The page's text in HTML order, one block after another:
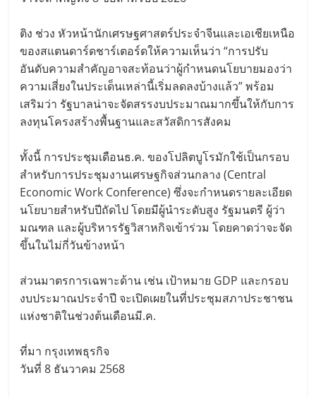
ติง ช่วง หัวหน้านักเศรษฐศาสตร์ประจำจีนและเอเชียเหนือ
ของสแตนดาร์ดชาร์เตอร์ดให้ความเห็นว่า “การปรับ
อันดับความสำคัญอาจสะท้อนว่าผู้กำหนดนโยบายมองว่า
ความเสี่ยงในประเด็นเหล่านี้เริ่มลดลงบ้างแล้ว” พร้อม
เสริมว่า รัฐบาลน่าจะจัดสรรงบประมาณมากขึ้นให้กับการ
ลงทุนโครงสร้างพื้นฐานและสวัสดิการสังคม
ทั้งนี้ การประชุมเดือนธ.ค. ของโปลิตบูโรมักใช้เป็นกรอบ
สำหรับการประชุมงานเศรษฐกิจส่วนกลาง (Central
Economic Work Conference) ซึ่งจะกำหนดรายละเอียด
นโยบายสำหรับปีถัดไป โดยมีผู้นำระดับสูง รัฐมนตรี ผู้ว่า
มณฑล และผู้บริหารรัฐวิสาหกิจเข้าร่วม โดยคาดว่าจะจัด
ขึ้นในไม่กี่วันข้างหน้า
ส่วนมาตรการเฉพาะด้าน เช่น เป้าหมาย GDP และกรอบ
งบประมาณประจำปี จะเปิดเผยในที่ประชุมสภาประชาชน
แห่งชาติในช่วงต้นเดือนมี.ค.
ที่มา กรุงเทพธุรกิจ
วันที่ 8 ธันวาคม 2568